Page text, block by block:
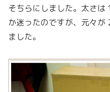
そちらにしました。太さ
か迷ったのですが、元々
ました。